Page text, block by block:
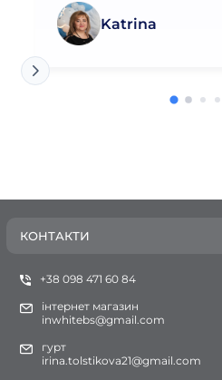
Katrina
КОНТАКТИ
+38 098 471 60 84
інтернет магазин
inwhitebs@gmail.com
гурт
irina.tolstikova21@gmail.com